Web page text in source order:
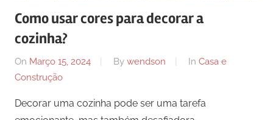
Como usar cores para decorar a
cozinha?
On Março 15, 2024 By wendson In Casa e
Construção
Decorar uma cozinha pode ser uma tarefa